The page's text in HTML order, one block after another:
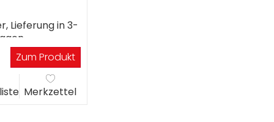
Lieferung in 3-
Zum Produkt
Merkzettel